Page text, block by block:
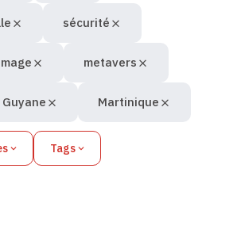
Tags
sécurité
metavers
Guyane Martinique